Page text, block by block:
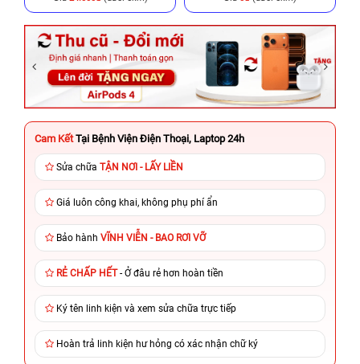
Cam Kết Tại Bệnh Viện Điện Thoại, Laptop 24h
Sửa chữa TẬN NƠI - LẤY LIỀN
Giá luôn công khai, không phụ phí ẩn
Bảo hành VĨNH VIỄN - BAO RƠI VỠ
RẺ CHẤP HẾT- Ở đâu rẻ hơn hoàn tiền
Ký tên linh kiện và xem sửa chữa trực tiếp
Hoàn trả linh kiện hư hỏng có xác nhận chữ ký